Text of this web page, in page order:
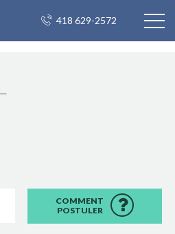
418 629-2572
—
COMMENT
POSTULER